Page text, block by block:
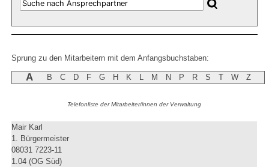
Sprung zu den Mitarbeitern mit dem Anfangsbuchstaben:
A B C D F G H K L M N P R S T W Z
Telefonliste der Mitarbeiter/innen der Verwaltung
Mair Karl
1. Bürgermeister
08031 7223-11
1.04 (OG Süd)